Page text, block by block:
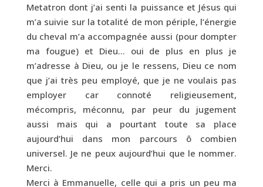
Metatron dont j’ai senti la puissance et Jésus qui
m’a suivie sur la totalité de mon périple, l’énergie
du cheval m’a accompagnée aussi (pour dompter
ma fougue) et Dieu… oui de plus en plus je
m’adresse à Dieu, ou je le ressens, Dieu ce nom
que j’ai très peu employé, que je ne voulais pas
employer car connoté religieusement,
mécompris, méconnu, par peur du jugement
aussi mais qui a pourtant toute sa place
aujourd’hui dans mon parcours ô combien
universel. Je ne peux aujourd’hui que le nommer.
Merci.
Merci à Emmanuelle, celle qui a pris un peu ma